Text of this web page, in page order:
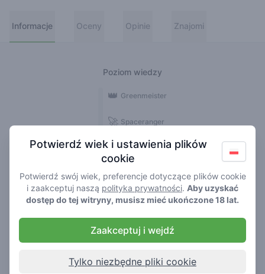
Informacje Oceny Opinie Znajomi
Poziom wiedzy
🍃 Smoker
🌱 Roller
🥦 Stoner
🚀 Spaceranger
👑 Greenmeister
Potwierdź wiek i ustawienia plików
cookie
Potwierdź swój wiek, preferencje dotyczące plików cookie
i zaakceptuj naszą polityka prywatności. Aby uzyskać
dostęp do tej witryny, musisz mieć ukończone 18 lat.
Zaakceptuj i wejdź
Tylko niezbędne pliki cookie